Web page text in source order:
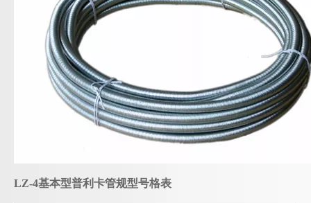
LZ-4基本型普利卡管规型号格表